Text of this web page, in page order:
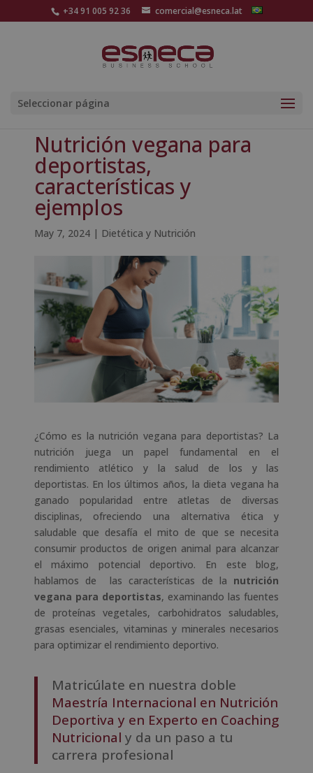
+34 91 005 92 36 comercial@esneca.lat
Seleccionar página
Nutrición vegana para
deportistas,
características y
ejemplos
May 7, 2024| Dietética y Nutrición
¿Cómo es la nutrición vegana para deportistas? La
nutrición juega un papel fundamental en el
rendimiento atlético y la salud de los y las
deportistas. En los últimos años, la dieta vegana ha
ganado popularidad entre atletas de diversas
disciplinas, ofreciendo una alternativa ética y
saludable que desafía el mito de que se necesita
consumir productos de origen animal para alcanzar
el máximo potencial deportivo. En este blog,
hablamos de las características de la nutrición
vegana para deportistas, examinando las fuentes
de proteínas vegetales, carbohidratos saludables,
grasas esenciales, vitaminas y minerales necesarios
para optimizar el rendimiento deportivo.
Matricúlate en nuestra doble
Maestría Internacional en Nutrición
Deportiva y en Experto en Coaching
Nutricional y da un paso a tu
carrera profesional